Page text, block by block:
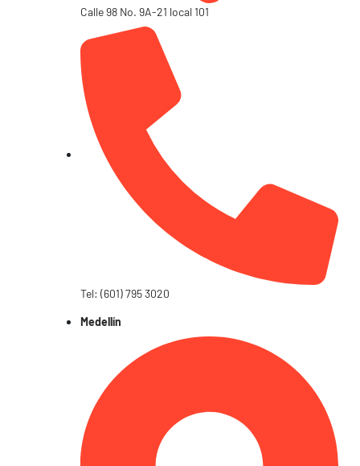
Calle 98 No. 9A-21 local 101
Tel: (601) 795 3020
Medellín